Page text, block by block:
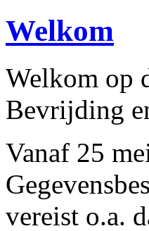
Welkom
Welkom op
Bevrijding
Vanaf 25
vereist o.a.